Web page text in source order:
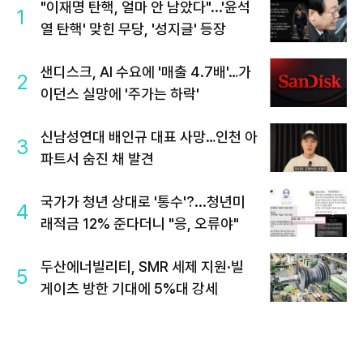
1
"이재명 탄핵, 얼마 안 남았다"...'윤석
열 탄핵' 맞힌 무당, '성지글' 등장
2
샌디스크, AI 수요에 '매출 4.7배'…가
이던스 실망에 '주가는 하락'
3
신남성연대 배인규 대표 사망…인천 아
파트서 숨진 채 발견
4
국가가 청년 상대로 '통수'?...청년미
래적금 12% 준다더니 "응, 오류야"
5
두산에너빌리티, SMR 세제 지원·빌
게이츠 방한 기대에 5%대 강세